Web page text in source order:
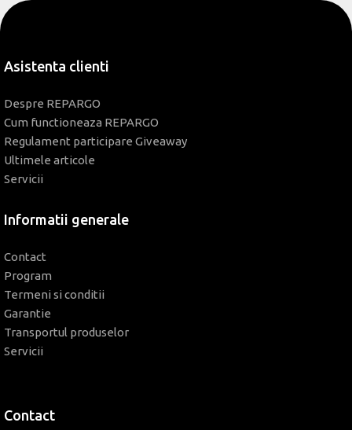
Asistenta clienti
Despre REPARGO
Cum functioneaza REPARGO
Regulament participare Giveaway
Ultimele articole
Servicii
Informatii generale
Contact
Program
Termeni si conditii
Garantie
Transportul produselor
Servicii
Contact